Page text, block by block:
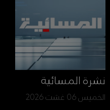
نشرة المسائية
الخميس 06 غشت 2026